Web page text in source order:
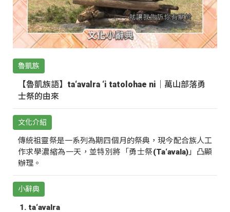
魯凱族
【魯凱族語】ta‘avalra ‘i tatolohae ni｜萬山部落勇
士祭的由來
文化介紹
傳統祖靈祭是一系列為期四個月的祭典，現今配合族人工
作求學濃縮為一天，並特別將「勇士祭(Ta‘avala)」凸顯
辦理。
小辭典
ta‘avalra